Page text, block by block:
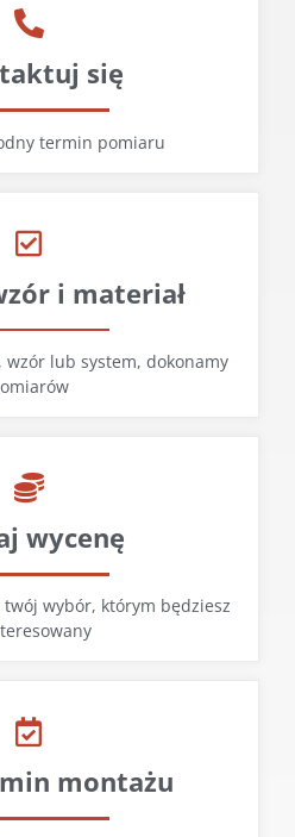
się
termin pomiaru
i materiał
wzór lub system, dokonamy
wycenę
wybór, którym będziesz
montażu